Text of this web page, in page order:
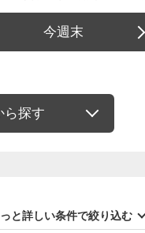
今週末
ら探す
と詳しい条件で絞り込む